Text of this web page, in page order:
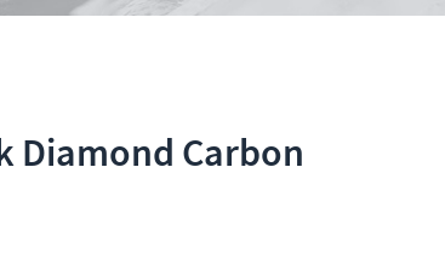
Diamond Carbon